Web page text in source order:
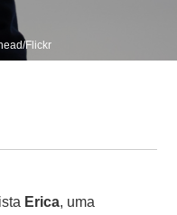
Flickr
Erica, uma